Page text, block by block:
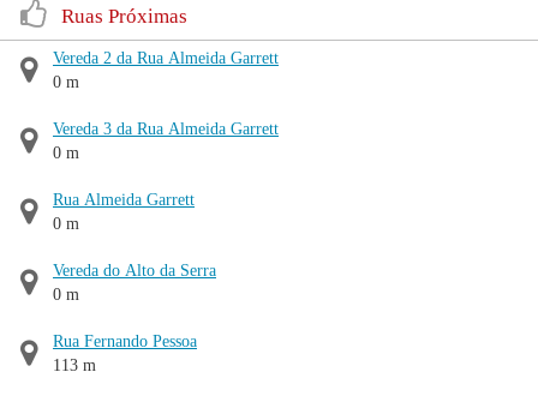
Ruas Próximas
Vereda 2 da Rua Almeida Garrett
0 m
Vereda 3 da Rua Almeida Garrett
0 m
Rua Almeida Garrett
0 m
Vereda do Alto da Serra
0 m
Rua Fernando Pessoa
113 m